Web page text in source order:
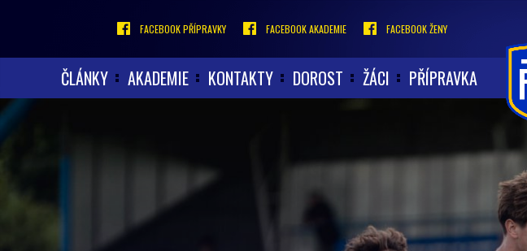
FACEBOOK PŘÍPRAVKY FACEBOOK AKADEMIE FACEBOOK ŽENY
ČLÁNKY AKADEMIE KONTAKTY DOROST ŽÁCI PŘÍPRAVKA